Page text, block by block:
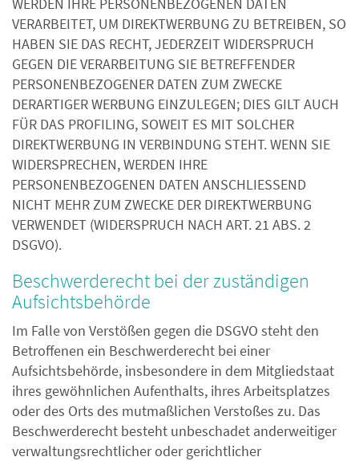
VERARBEITET, UM DIREKTWERBUNG ZU BETREIBEN, SO
HABEN SIE DAS RECHT, JEDERZEIT WIDERSPRUCH
GEGEN DIE VERARBEITUNG SIE BETREFFENDER
PERSONENBEZOGENER DATEN ZUM ZWECKE
DERARTIGER WERBUNG EINZULEGEN; DIES GILT AUCH
FÜR DAS PROFILING, SOWEIT ES MIT SOLCHER
DIREKTWERBUNG IN VERBINDUNG STEHT. WENN SIE
WIDERSPRECHEN, WERDEN IHRE
PERSONENBEZOGENEN DATEN ANSCHLIESSEND
NICHT MEHR ZUM ZWECKE DER DIREKTWERBUNG
VERWENDET (WIDERSPRUCH NACH ART. 21 ABS. 2
DSGVO).
Beschwerde­recht bei der zuständigen
Aufsichts­behörde
Im Falle von Verstößen gegen die DSGVO steht den
Betroffenen ein Beschwerderecht bei einer
Aufsichtsbehörde, insbesondere in dem Mitgliedstaat
ihres gewöhnlichen Aufenthalts, ihres Arbeitsplatzes
oder des Orts des mutmaßlichen Verstoßes zu. Das
Beschwerderecht besteht unbeschadet anderweitiger
verwaltungsrechtlicher oder gerichtlicher